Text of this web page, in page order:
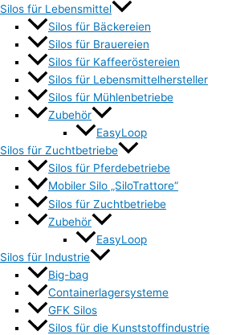
Silos für Lebensmittel
Silos für Bäckereien
Silos für Brauereien
Silos für Kaffeeröstereien
Silos für Lebensmittelhersteller
Silos für Mühlenbetriebe
Zubehör
EasyLoop
Silos für Zuchtbetriebe
Silos für Pferdebetriebe
Mobiler Silo „SiloTrattore“
Silos für Zuchtbetriebe
Zubehör
EasyLoop
Silos für Industrie
Big-bag
Containerlagersysteme
GFK Silos
Silos für die Kunststoffindustrie